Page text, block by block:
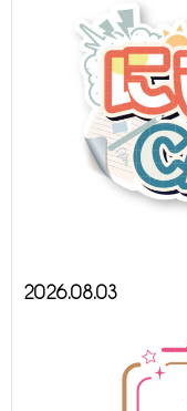
2026.08.03